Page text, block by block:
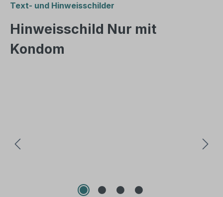
Text- und Hinweisschilder
Hinweisschild Nur mit
Kondom